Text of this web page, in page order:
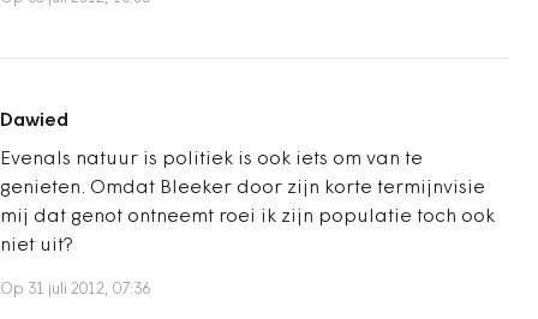
Dawied
Evenals natuur is politiek is ook iets om van te
genieten. Omdat Bleeker door zijn korte termijnvisie
mij dat genot ontneemt roei ik zijn populatie toch ook
niet uit?
Op 31 juli 2012, 07:36